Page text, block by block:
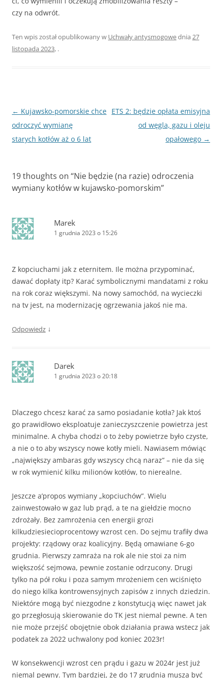
czy na odwrót.
Ten wpis został opublikowany w Uchwały antysmogowednia 27
listopada 2023, .
Zobacz
wpisy
← Kujawsko-pomorskie chce
odroczyć wymianę
starych kotłów aż o 6 lat
ETS 2: będzie opłata emisyjna
od węgla, gazu i oleju
opałowego →
19 thoughts on “Nie będzie (na razie) odroczenia
wymiany kotłów w kujawsko-pomorskim”
Marek
1 grudnia 2023 o 15:26
Z kopciuchami jak z eternitem. Ile można przypominać,
dawać dopłaty itp? Karać symbolicznymi mandatami z roku
na rok coraz większymi. Na nowy samochód, na wycieczki
na tv jest, na modernizację ogrzewania jakoś nie ma.
Odpowiedz ↓
Darek
1 grudnia 2023 o 20:18
Dlaczego chcesz karać za samo posiadanie kotła? Jak ktoś
go prawidłowo eksploatuje zanieczyszczenie powietrza jest
minimalne. A chyba chodzi o to żeby powietrze było czyste,
a nie o to aby wszyscy nowe kotły mieli. Nawiasem mówiąc
„największy ambaras gdy wszyscy chcą naraz” – nie da się
w rok wymienić kilku milionów kotłów, to nierealne.
Jeszcze a’propos wymiany „kopciuchów”. Wielu
zainwestowało w gaz lub prąd, a te na giełdzie mocno
zdrożały. Bez zamrożenia cen energii grozi
kilkudziesiecioprocentowy wzrost cen. Do sejmu trafiły dwa
projekty: rządowy oraz koalicyjny. Będą omawiane 6-go
grudnia. Pierwszy zamraża na rok ale nie stoi za nim
większość sejmowa, pewnie zostanie odrzucony. Drugi
tylko na pół roku i poza samym mrożeniem cen wciśnięto
do niego kilka kontrowensyjnych zapisów z innych dziedzin.
Niektóre mogą być niezgodne z konstytucją więc nawet jak
go przegłosują skierowanie do TK jest niemal pewne. A ten
nie może przejść obojętnie obok działania prawa wstecz jak
podatek za 2022 uchwalony pod koniec 2023r!
W konsekwencji wzrost cen prądu i gazu w 2024r jest już
niemal pewny. Tym bardziej, że do 17 grudnia musza być